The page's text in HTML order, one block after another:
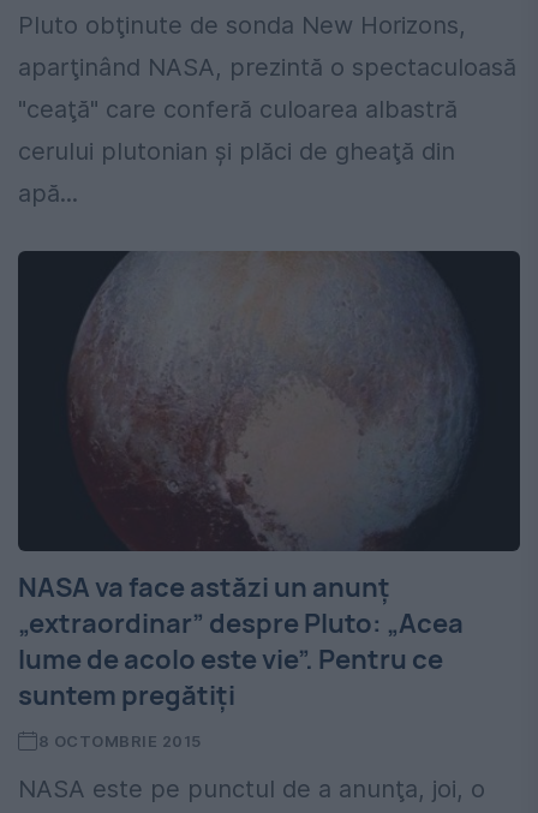
Pluto obţinute de sonda New Horizons,
aparţinând NASA, prezintă o spectaculoasă
"ceaţă" care conferă culoarea albastră
cerului plutonian şi plăci de gheaţă din
apă...
NASA va face astăzi un anunț
„extraordinar” despre Pluto: „Acea
lume de acolo este vie”. Pentru ce
suntem pregătiţi
8 OCTOMBRIE 2015
NASA este pe punctul de a anunţa, joi, o